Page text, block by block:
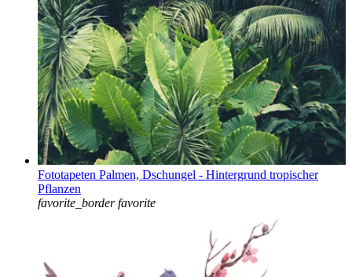
Fototapeten Palmen, Dschungel - Hintergrund tropischer
Pflanzen
favorite_border favorite